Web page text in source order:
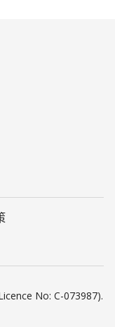
No: C-073987).